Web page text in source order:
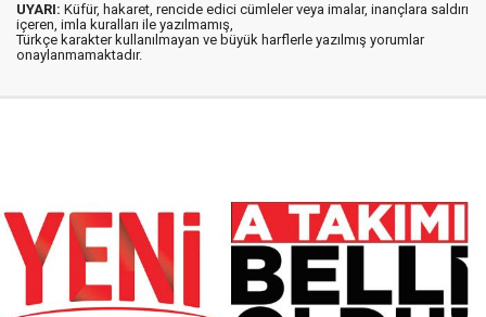
UYARI: Küfür, hakaret, rencide edici cümleler veya imalar, inançlara saldırı
içeren, imla kuralları ile yazılmamış,
Türkçe karakter kullanılmayan ve büyük harflerle yazılmış yorumlar
onaylanmamaktadır.